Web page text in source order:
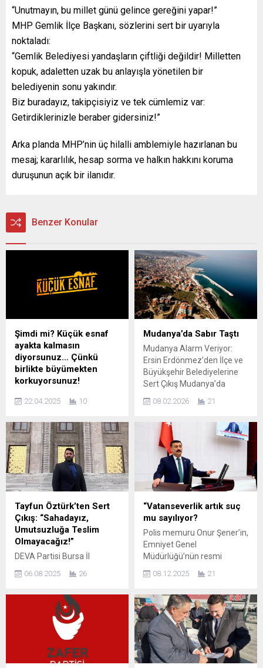
“Unutmayın, bu millet günü gelince gereğini yapar!”
MHP Gemlik İlçe Başkanı, sözlerini sert bir uyarıyla
noktaladı:
“Gemlik Belediyesi yandaşların çiftliği değildir! Milletten
kopuk, adaletten uzak bu anlayışla yönetilen bir
belediyenin sonu yakındır.
Biz buradayız, takipçisiyiz ve tek cümlemiz var:
Getirdiklerinizle beraber gidersiniz!”
Arka planda MHP’nin üç hilalli amblemiyle hazırlanan bu
mesaj; kararlılık, hesap sorma ve halkın hakkını koruma
duruşunun açık bir ilanıdır.
Benzer Konular
Şimdi mi? Küçük esnaf
ayakta kalmasın
diyorsunuz… Çünkü
birlikte büyümekten
korkuyorsunuz!
“Birlikten güç doğar dedik,
ama siz ne yaptınız?
oldunuz! Halkı böl, parçala,
yönet mantığıyla küçük
esnafı yok etmeye çalıştınız.
Zaten zor geçinen
vatandaşı birbirine
kırdırdınız. Sıkıntıları
çözmek yerine ayrıştırmayı
seçtiniz!” sözler DEVA Parti
Bursa İl Başkanı Tayfun
Öztürk’e ait. Öztürk, küçük
esnafın zor zamanlar
geçirdiğini belirterek
dayanışma ruhunun...
22.04.2025 10
Mudanya’da Sabır Taştı
Mudanya Alarm Veriyor:
Ersin Erdönmez’den İlçe ve
Büyükşehir Belediyelerine
Sert Çıkış Mudanya’da
yıllardır biriken sorunlar artık
gizlenemez, ertelenemez
geldi. Altyapısı çöken, yolları
yamayla ayakta tutulan,
trafiği içinden çıkılmaz hâle
gelen, sahil hattı kaderine
terk edilen Mudanya’da
sabır resmen tükendi. İlçede
yaşayan yurttaşların
dilindeki ortak soru ise
giderek...
08.02.2026 21
Tayfun Öztürk’ten Sert
Çıkış: “Sahadayız,
Umutsuzluğa Teslim
Olmayacağız!”
DEVA Partisi Bursa İl
Sert Çıkış: “Sahadayız,
Olmayacağız!” “Bu düzen,
halkı susturmak istiyor. Biz,
halkın sesini büyüteceğiz!”
DEVA Partisi Bursa İl
Başkanı Tayfun Öztürk,
Ağustos ve Eylül aylarını
06.08.2025 26
“Vatanseverlik artık suç
mu sayılıyor?
Polis memuru Onur Şener’in,
Emniyet Genel
Müdürlüğü’nün resmi
yorum nedeniyle görevden
soruşturma başlatılması,
Türkiye gündeminde büyük
bir öfkeli tartışmaya
dönüştü. Terör örgütü PKK
ve elebaşı Abdullah Öcalan’a
yönelik siyasi yakınlaşma
08.12.2025 21